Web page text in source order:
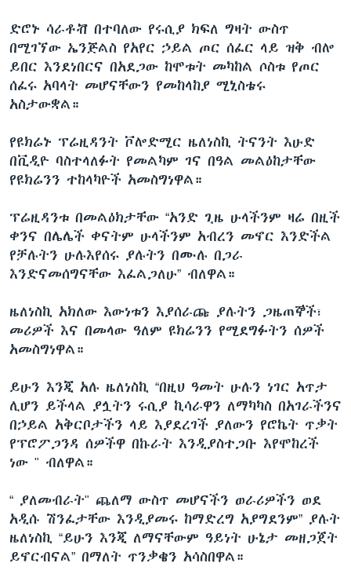
ድሮኑ ሳራቶቭ በተባለው የሩሲያ ክፍለ ግዛት ውስጥ
በሚገኘው ኤንጅልስ የአየር ኃይል ጦር ሰፈር ላይ ዝቅ ብሎ
ይበር እንደነበርና በአደጋው ከሞቱት መካከል ሶስቱ የጦር
ሰፈሩ አባላት መሆናቸውን የመከላከያ ሚኒስቴሩ
አስታውቋል።
የዩክሬኑ ፕሬዚዳንት ቮሎድሚር ዜለነስኪ ትናንት እሁድ
በቪዲዮ ባስተላለፉት የመልካም ገና በዓል መልዕከታቸው
የዩክሬንን ተከላካዮች አመስግነዋል።
ፕሬዚዳንቱ በመልዕክታቸው “አንድ ጊዜ ሁላችንም ዛሬ በዚች
ቀንና በሌሌች ቀናትም ሁላችንም አብረን መኖር እንድችል
የቻሉትን ሁሉእየሰሩ ያሉትን በሙሉ በጋራ
እንድናመሰግናቸው እፈልጋለሁ” ብለዋል።
ዜለነስኪ አክለው እውነቱን እያሰራጩ ያሉትን ጋዜጠኞች፣
መሪዎች እና በመላው ዓለም ዩክሬንን የሚደግፉትን ሰዎች
አመስግነዋል።
ይሁን እንጂ አሉ ዜለነስኪ “በዚህ ዓመት ሁሉን ነገር አጥታ
ሊሆን ይችላል ያሏትን ሩሲያ ኪሳራዋን ለማካካስ በአገራችንና
በኃይል አቅርቦታችን ላይ እያደረገች ያለውን የሮኬት ጥቃት
የፕሮፖጋንዳ ሰዎችዋ በኩራት እንዲያስተጋቡ እየሞከረች
ነው " ብለዋል።
“ ያለመብራት" ጨለማ ውስጥ መሆናችን ወራሪዎችን ወደ
አዲሱ ሽንፈታቸው እንዲያመሩ ከማድረግ አያግደንም” ያሉት
ዜለነስኪ “ይሁን እንጂ ለማናቸውም ዓይነት ሁኔታ መዘጋጀት
ይኖርብናል” በማለት ጥንቃቄን አሳስበዋል።